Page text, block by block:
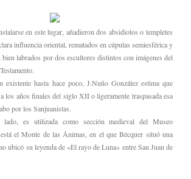
en este lugar, añadieron dos absidiolos o templetes
influencia oriental, rematados en cúpulas semiesférica y
labrados por dos escultores distintos con imágenes del
existente hasta hace poco, J.Nuño González estima que
los años finales del siglo XII o ligeramente traspasada esa
por los Sanjuanistas.
es utilizada como sección medieval del Museo
el Monte de las Ánimas, en el que Bécquer situó una
ubicó su leyenda de «El rayo de Luna» entre San Juan de